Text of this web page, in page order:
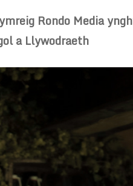
Rondo Media
a Llywodraeth